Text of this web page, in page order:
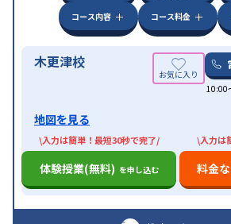
コース内容
コース料金
木更津校
10:00
地図を見る
\入力は簡単！最短30秒で完了/
体験授業(無料) を申し込む
\入力は
料金